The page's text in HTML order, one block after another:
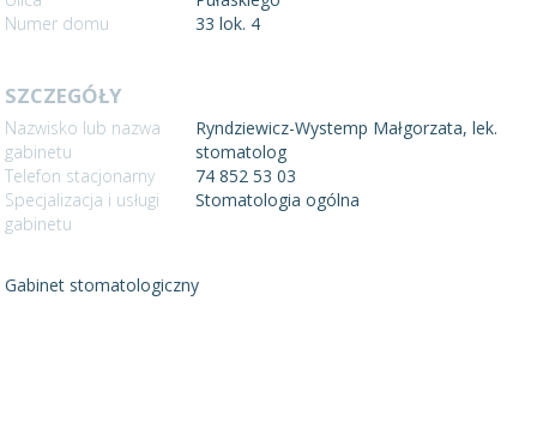
Numer domu
33 lok. 4
SZCZEGÓŁY
Nazwisko lub nazwa
gabinetu
Ryndziewicz-Wystemp Małgorzata, lek.
stomatolog
Telefon stacjonarny
74 852 53 03
Specjalizacja i usługi
gabinetu
Stomatologia ogólna
Gabinet stomatologiczny